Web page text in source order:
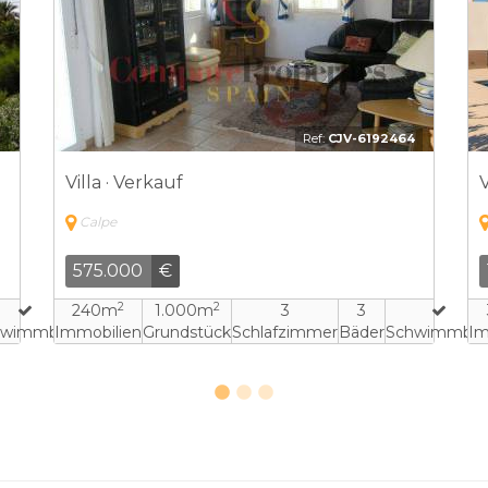
Ref:CJV-4881026
Villa · Verkauf
Calpe
840.000 €
240m2
Immobilien
814m2
Grundstück
5
Schlafzimmer
4
BäderSchwimmbad